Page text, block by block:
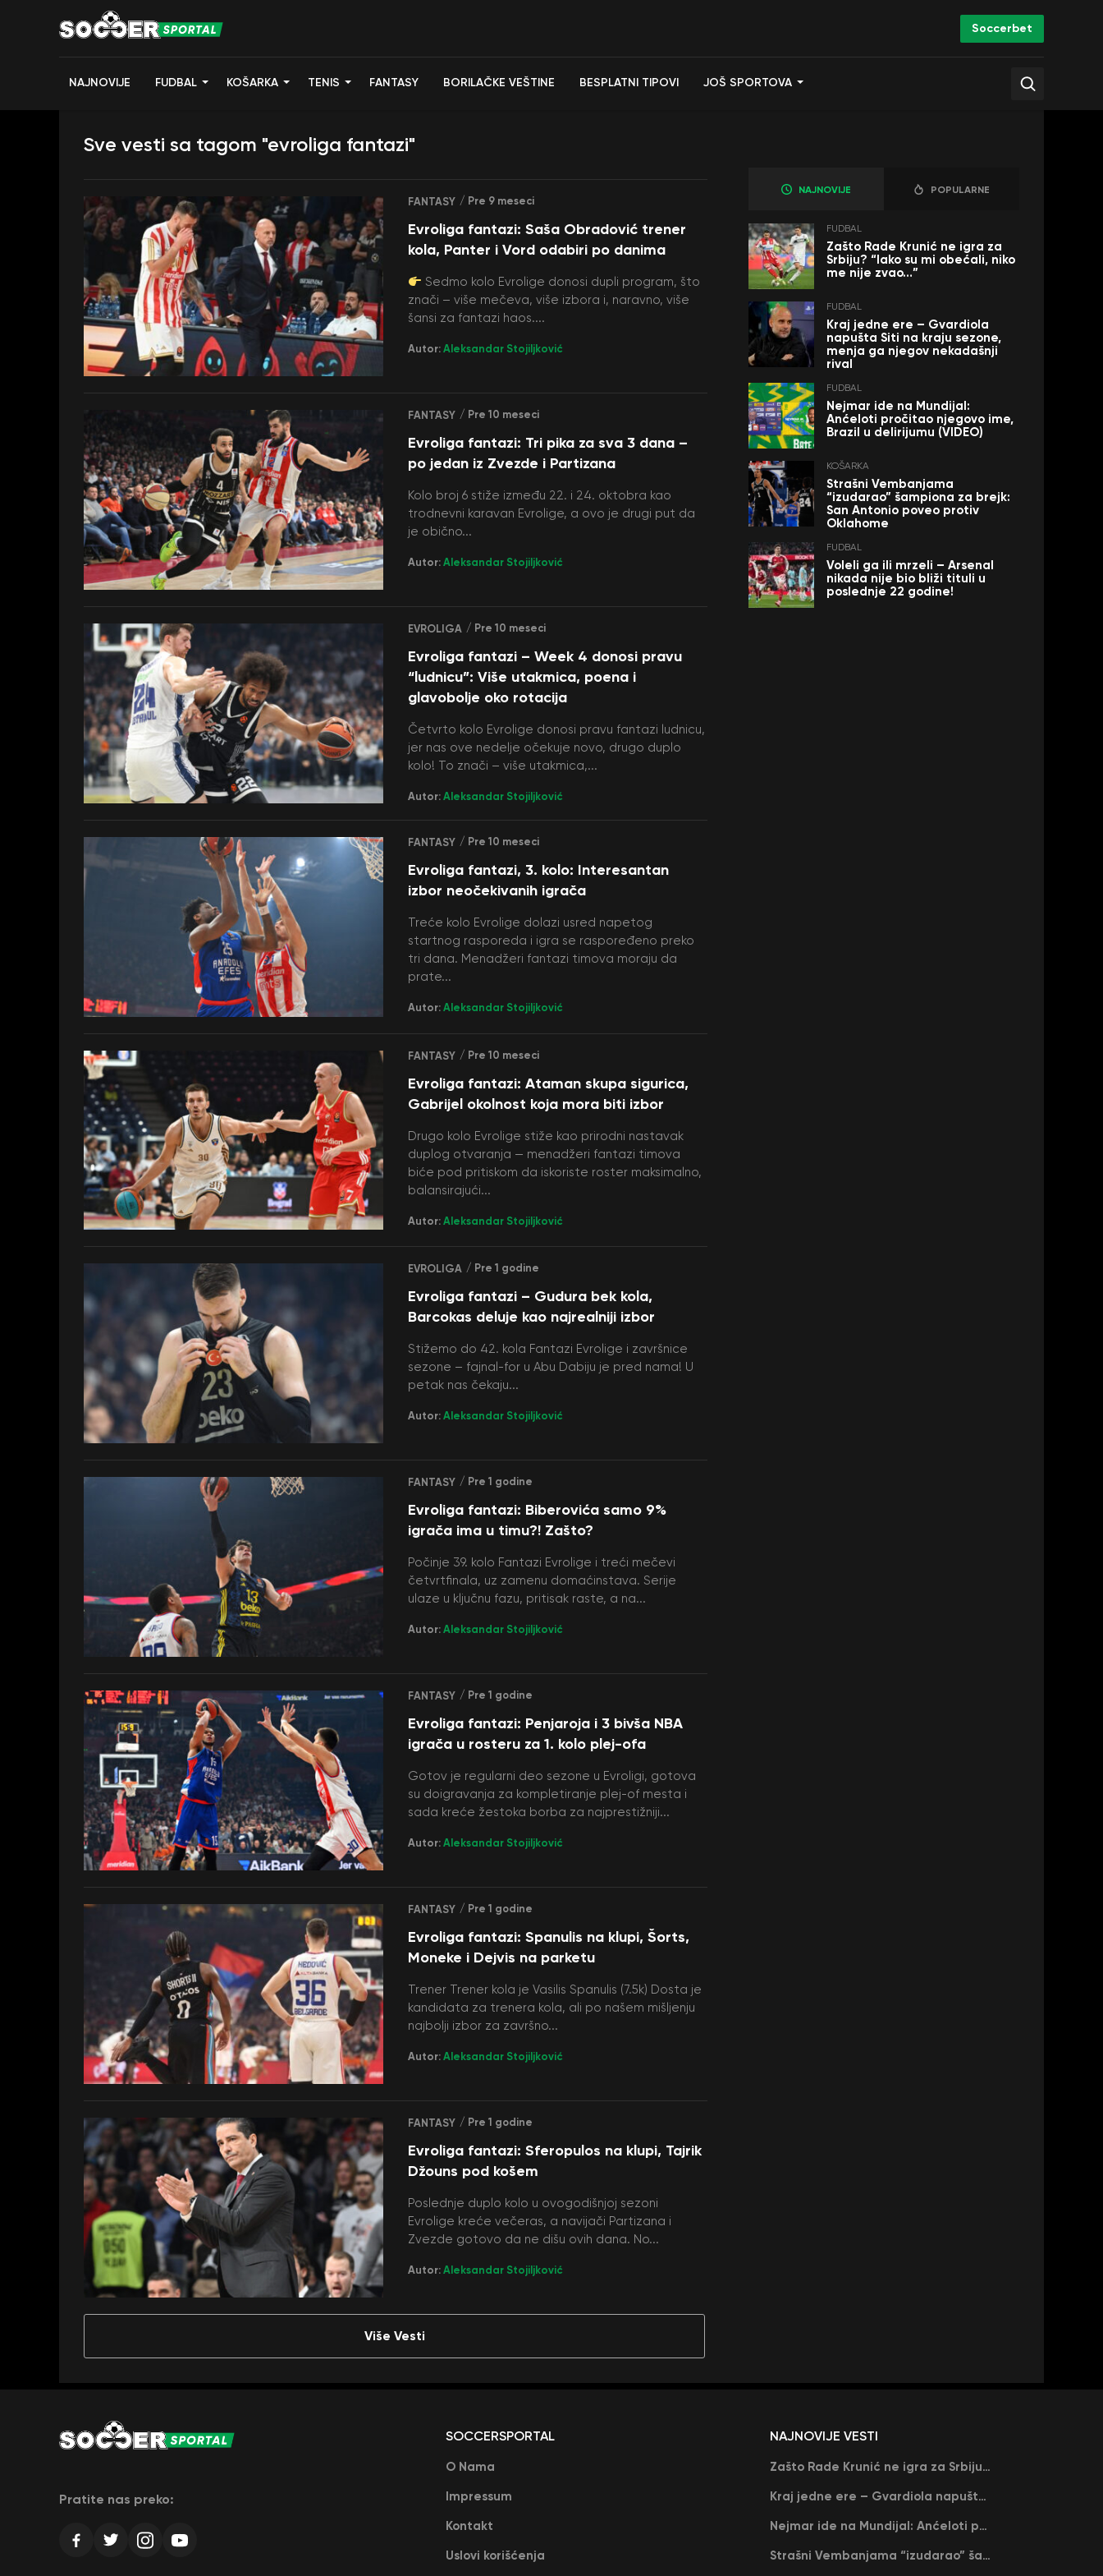
Soccerbet
NAJNOVIJE FUDBAL KOŠARKA TENIS FANTASY BORILAČKE VEŠTINE BESPLATNI TIPOVI JOŠ SPORTOVA
Sve vesti sa tagom "evroliga fantazi"
FANTASY / Pre 9 meseci
Evroliga fantazi: Saša Obradović trener
kola, Panter i Vord odabiri po danima
Sedmo kolo Evrolige donosi dupli program, što
znači – više mečeva, više izbora i, naravno, više
šansi za fantazi haos....
Autor:Aleksandar Stojiljković
FANTASY / Pre 10 meseci
Evroliga fantazi: Tri pika za sva 3 dana –
po jedan iz Zvezde i Partizana
Kolo broj 6 stiže između 22. i 24. oktobra kao
trodnevni karavan Evrolige, a ovo je drugi put da
je obično...
Autor:Aleksandar Stojiljković
EVROLIGA / Pre 10 meseci
Evroliga fantazi – Week 4 donosi pravu
“ludnicu”: Više utakmica, poena i
glavobolje oko rotacija
Četvrto kolo Evrolige donosi pravu fantazi ludnicu,
jer nas ove nedelje očekuje novo, drugo duplo
kolo! To znači – više utakmica,...
Autor:Aleksandar Stojiljković
FANTASY / Pre 10 meseci
Evroliga fantazi, 3. kolo: Interesantan
izbor neočekivanih igrača
Treće kolo Evrolige dolazi usred napetog
startnog rasporeda i igra se raspoređeno preko
tri dana. Menadžeri fantazi timova moraju da
prate...
Autor:Aleksandar Stojiljković
FANTASY / Pre 10 meseci
Evroliga fantazi: Ataman skupa sigurica,
Gabrijel okolnost koja mora biti izbor
Drugo kolo Evrolige stiže kao prirodni nastavak
duplog otvaranja — menadžeri fantazi timova
biće pod pritiskom da iskoriste roster maksimalno,
balansirajući...
Autor:Aleksandar Stojiljković
EVROLIGA / Pre 1 godine
Evroliga fantazi – Gudura bek kola,
Barcokas deluje kao najrealniji izbor
Stižemo do 42. kola Fantazi Evrolige i završnice
sezone – fajnal-for u Abu Dabiju je pred nama! U
petak nas čekaju...
Autor:Aleksandar Stojiljković
FANTASY / Pre 1 godine
Evroliga fantazi: Biberovića samo 9%
igrača ima u timu?! Zašto?
Počinje 39. kolo Fantazi Evrolige i treći mečevi
četvrtfinala, uz zamenu domaćinstava. Serije
ulaze u ključnu fazu, pritisak raste, a na...
Autor:Aleksandar Stojiljković
FANTASY / Pre 1 godine
Evroliga fantazi: Penjaroja i 3 bivša NBA
igrača u rosteru za 1. kolo plej-ofa
Gotov je regularni deo sezone u Evroligi, gotova
su doigravanja za kompletiranje plej-of mesta i
sada kreće žestoka borba za najprestižniji...
Autor:Aleksandar Stojiljković
FANTASY / Pre 1 godine
Evroliga fantazi: Spanulis na klupi, Šorts,
Moneke i Dejvis na parketu
Trener Trener kola je Vasilis Spanulis (7.5k) Dosta je
kandidata za trenera kola, ali po našem mišljenju
najbolji izbor za završno...
Autor:Aleksandar Stojiljković
FANTASY / Pre 1 godine
Evroliga fantazi: Sferopulos na klupi, Tajrik
Džouns pod košem
Poslednje duplo kolo u ovogodišnjoj sezoni
Evrolige kreće večeras, a navijači Partizana i
Zvezde gotovo da ne dišu ovih dana. No...
Autor:Aleksandar Stojiljković
Više Vesti
NAJNOVIJE POPULARNE
FUDBAL
Zašto Rade Krunić ne igra za
Srbiju? “Iako su mi obećali, niko
me nije zvao…”
FUDBAL
Kraj jedne ere – Gvardiola
napušta Siti na kraju sezone,
menja ga njegov nekadašnji
rival
FUDBAL
Nejmar ide na Mundijal:
Anćeloti pročitao njegovo ime,
Brazil u delirijumu (VIDEO)
KOŠARKA
Strašni Vembanjama
“izudarao” šampiona za brejk:
San Antonio poveo protiv
Oklahome
FUDBAL
Voleli ga ili mrzeli – Arsenal
nikada nije bio bliži tituli u
poslednje 22 godine!
Pratite nas preko:
SOCCERSPORTAL
O Nama
Impressum
Kontakt
Uslovi korišćenja
NAJNOVIJE VESTI
Zašto Rade Krunić ne igra za Srbiju? “Iako su mi obećali, niko me nije zvao…”
Kraj jedne ere – Gvardiola napušta Siti na kraju sezone, menja ga njegov nekadašnji rival
Nejmar ide na Mundijal: Anćeloti pročitao njegovo ime, Brazil u delirijumu (VIDEO)
Strašni Vembanjama “izudarao” šampiona za brejk: San Antonio poveo protiv Oklahome